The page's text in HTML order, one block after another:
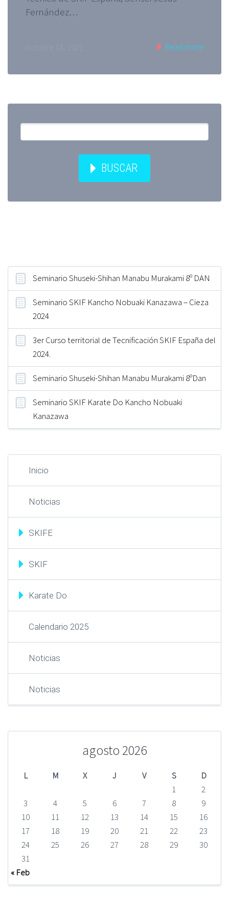
Fernández…
Read more
BUSCAR
Seminario Shuseki-Shihan Manabu Murakami 8º DAN
Seminario SKIF Kancho Nobuaki Kanazawa – Cieza
2024
3er Curso territorial de Tecnificación SKIF España del
2024.
Seminario Shuseki-Shihan Manabu Murakami 8ºDan
Seminario SKIF Karate Do Kancho Nobuaki
Kanazawa
Inicio
Noticias
SKIFE
SKIF
Karate Do
Calendario 2025
Noticias
Noticias
agosto 2026
L M X J V S
D
1
2
3
4 5 6 7 8
9
10
11 12 13 14 15
16
17
18 19 20 21 22
23
24
25 26 27 28 29
30
31
« Feb